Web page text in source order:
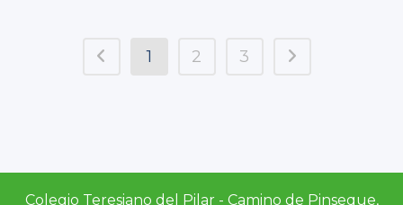
1 2 3
Colegio Teresiano del Pilar - Camino de Pinseque,